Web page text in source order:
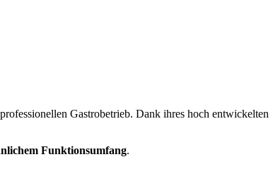
Gastrobetrieb. Dank ihres hoch entwickelten
Funktionsumfang.